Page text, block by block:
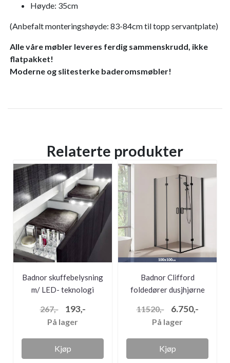
Høyde: 35cm
(Anbefalt monteringshøyde: 83-84cm til topp servantplate)
Alle våre møbler leveres ferdig sammenskrudd, ikke
flatpakket!
Moderne og slitesterke baderomsmøbler!
Relaterte produkter
Badnor skuffebelysning
m/ LED- teknologi
267,- 193,-
På lager
Kjøp
Badnor Clifford
foldedører dusjhjørne
11520,- 6.750,-
På lager
Kjøp